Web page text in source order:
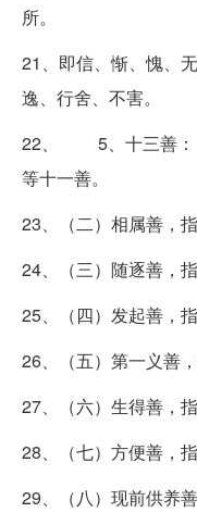
所。
21、即信、惭、愧、
逸、行舍、不害。
22、 5、十三善：
等十一善。
23、（二）相属善，
24、（三）随逐善，指
25、（四）发起善，
26、（五）第一义善，
27、（六）生得善，
28、（七）方便善，
29、（八）现前供养